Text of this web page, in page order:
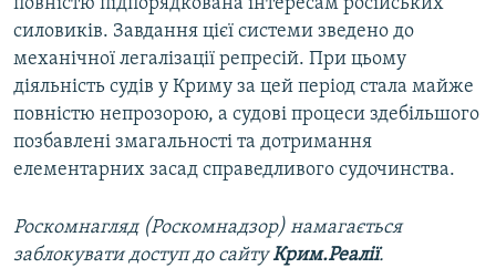
силовиків. Завдання цієї системи зведено до
механічної легалізації репресій. При цьому
діяльність судів у Криму за цей період стала майже
повністю непрозорою, а судові процеси здебільшого
позбавлені змагальності та дотримання
елементарних засад справедливого судочинства.
Роскомнагляд (Роскомнадзор) намагається
заблокувати доступ до сайтуКрим.Реалії.